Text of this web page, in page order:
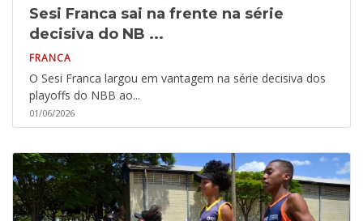
Sesi Franca sai na frente na série
decisiva do NB ...
FRANCA
O Sesi Franca largou em vantagem na série decisiva dos
playoffs do NBB ao...
01/06/2026